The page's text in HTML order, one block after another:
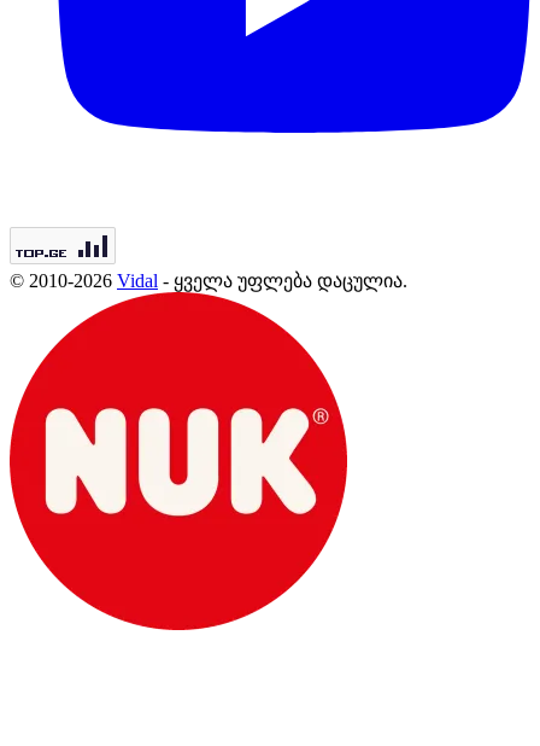
© 2010-2026 Vidal - ყველა უფლება დაცულია.